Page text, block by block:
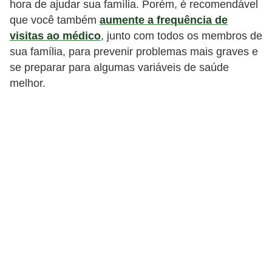
hora de ajudar sua família. Porém, é recomendável
que você também aumente a frequência de
visitas ao médico, junto com todos os membros de
sua família, para prevenir problemas mais graves e
se preparar para algumas variáveis de saúde
melhor.